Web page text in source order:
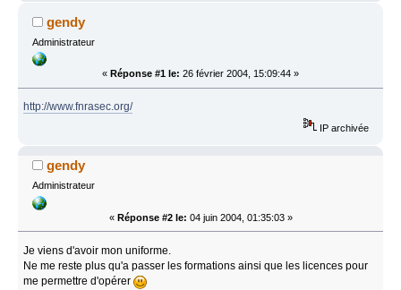
gendy
Administrateur
« Réponse #1 le: 26 février 2004, 15:09:44 »
http://www.fnrasec.org/
IP archivée
gendy
Administrateur
« Réponse #2 le: 04 juin 2004, 01:35:03 »
Je viens d'avoir mon uniforme.
Ne me reste plus qu'a passer les formations ainsi que les licences pour
me permettre d'opérer